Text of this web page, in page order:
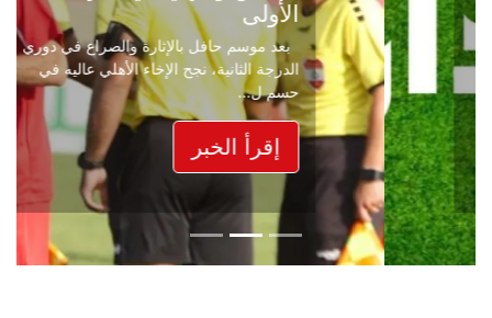
الأولى
بعد موسم حافل بالإثارة والصراع في دوري
الدرجة الثانية، نجح الإخاء الأهلي عاليه في
حسم ل...
إقرأ الخبر